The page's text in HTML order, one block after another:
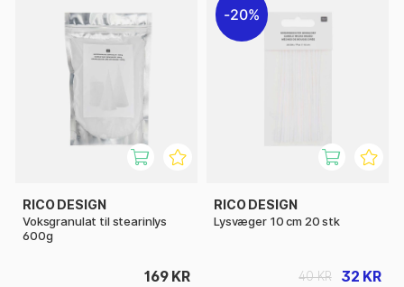
RICO DESIGN
Voksgranulat til stearinlys
600g
169 KR
20%
RICO DESIGN
Lysvæger 10 cm 20 stk
32 KR
40 KR